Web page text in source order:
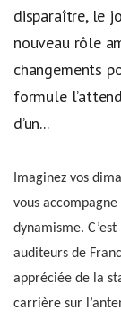
disparaître, le
nouveau rôle
changements
formule
d’un...
Imaginez vos
vous
dynamisme.
auditeurs de
appréciée de la
carrière sur